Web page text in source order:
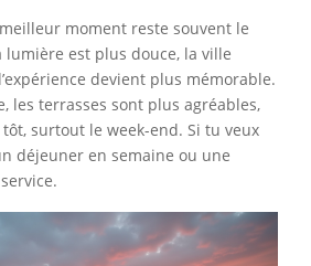
moment reste souvent le
lumière est plus douce, la ville
devient plus mémorable.
les terrasses sont plus agréables,
surtout le week-end. Si tu veux
déjeuner en semaine ou une